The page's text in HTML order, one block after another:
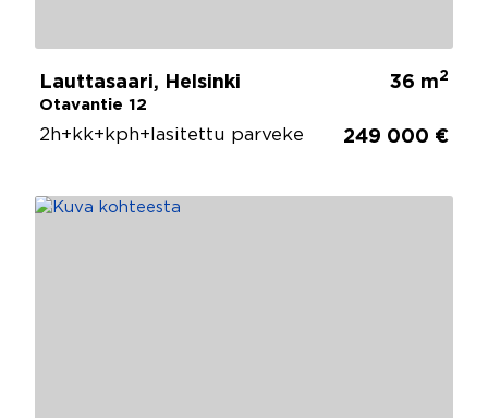
Lauttasaari, Helsinki
Otavantie 12
36 m2
2h+kk+kph+lasitettu parveke 249 000 €